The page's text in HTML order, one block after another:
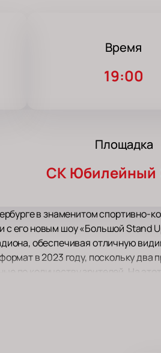
Время
19:00
Площадка
СК Юбилейный
в знаменитом
с его новым шоу «Большой Stand
обеспечивая отличную
в 2023 году, поскольку
по количеству зрителей. На